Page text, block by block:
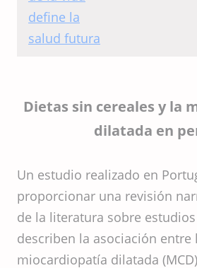
Dietas sin cereales y la
dilatada en
Un estudio realizado en
proporcionar una revisión
de la literatura sobre
describen la asociación entre
miocardiopatía dilatada